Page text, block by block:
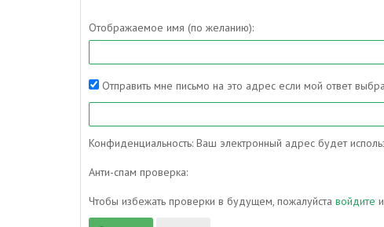
Отображаемое имя (по желанию):
Отправить мне письмо на это адрес если мой ответ
Конфиденциальность: Ваш электронный адрес будет
Анти-спам проверка:
Чтобы избежать проверки в будущем, пожалуйста войдите